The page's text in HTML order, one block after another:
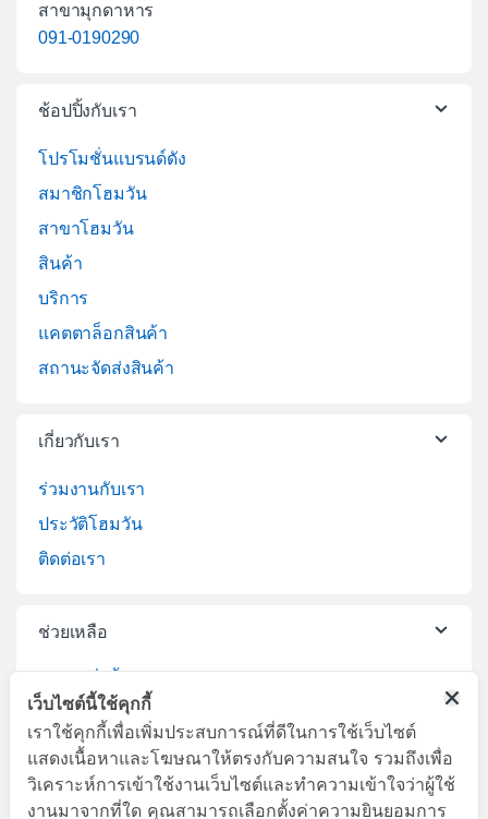
สาขามุกดาหาร
091-0190290
ช้อปปิ้งกับเรา
โปรโมชั่นแบรนด์ดัง
สมาชิกโฮมวัน
สาขาโฮมวัน
สินค้า
บริการ
แคตตาล็อกสินค้า
สถานะจัดส่งสินค้า
เกี่ยวกับเรา
ร่วมงานกับเรา
ประวัติโฮมวัน
ติดต่อเรา
ช่วยเหลือ
บริการจัดส่งสินค้า
เปลี่ยนคืนสินค้า
เว็บไซต์นี้ใช้คุกกี้
เราใช้คุกกี้เพื่อเพิ่มประสบการณ์ที่ดีในการใช้เว็บไซต์
แสดงเนื้อหาและโฆษณาให้ตรงกับความสนใจ รวมถึงเพื่อ
วิเคราะห์การเข้าใช้งานเว็บไซต์และทำความเข้าใจว่าผู้ใช้
งานมาจากที่ใด คุณสามารถเลือกตั้งค่าความยินยอมการ